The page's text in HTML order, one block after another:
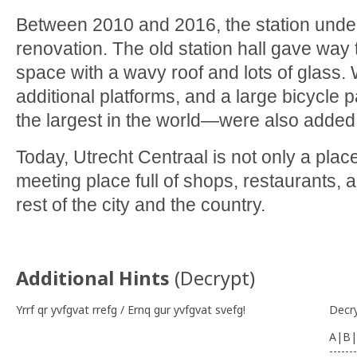
Between 2010 and 2016, the station
renovation. The old station hall gave
space with a wavy roof and lots of glass.
additional platforms, and a large bicycle
the largest in the world—were also
Today, Utrecht Centraal is not only a
meeting place full of shops, restaurants,
rest of the city and the country.
Additional Hints (Decrypt)
Yrrf qr yvfgvat rrefg / Ernq gur yvfgvat svefg!